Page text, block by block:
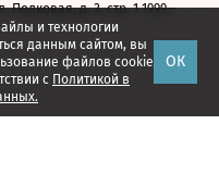
и технологии
данным сайтом, вы
файлов cookie
с Политикой в
ОК
д. 3, стр. 1 1999—